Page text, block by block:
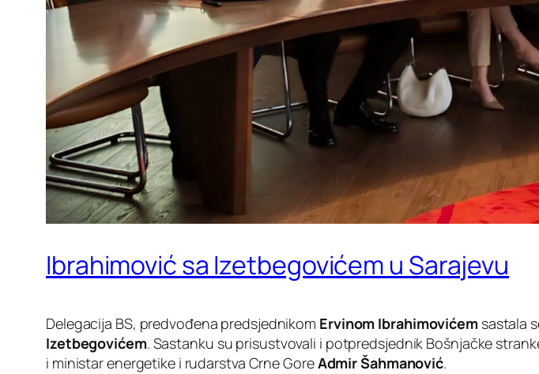
Ibrahimović sa Izetbegovićem u Sarajevu
Delegacija BS, predvođena predsjednikom Ervinom Ibrahimovićemsastala
Izetbegovićem. Sastanku su prisustvovali i potpredsjednik Bošnjačke
i ministar energetike i rudarstva Crne GoreAdmir Šahmanović.